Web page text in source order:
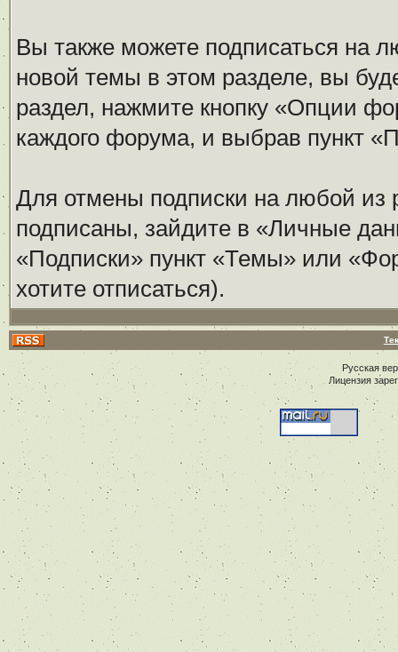
Вы также можете подписаться на
новой темы в этом разделе, вы
раздел, нажмите кнопку «Опции
каждого форума, и выбрав пункт
Для отмены подписки на любой из
подписаны, зайдите в «Личные
«Подписки» пункт «Темы» или
хотите отписаться).
Русская
Лицензия